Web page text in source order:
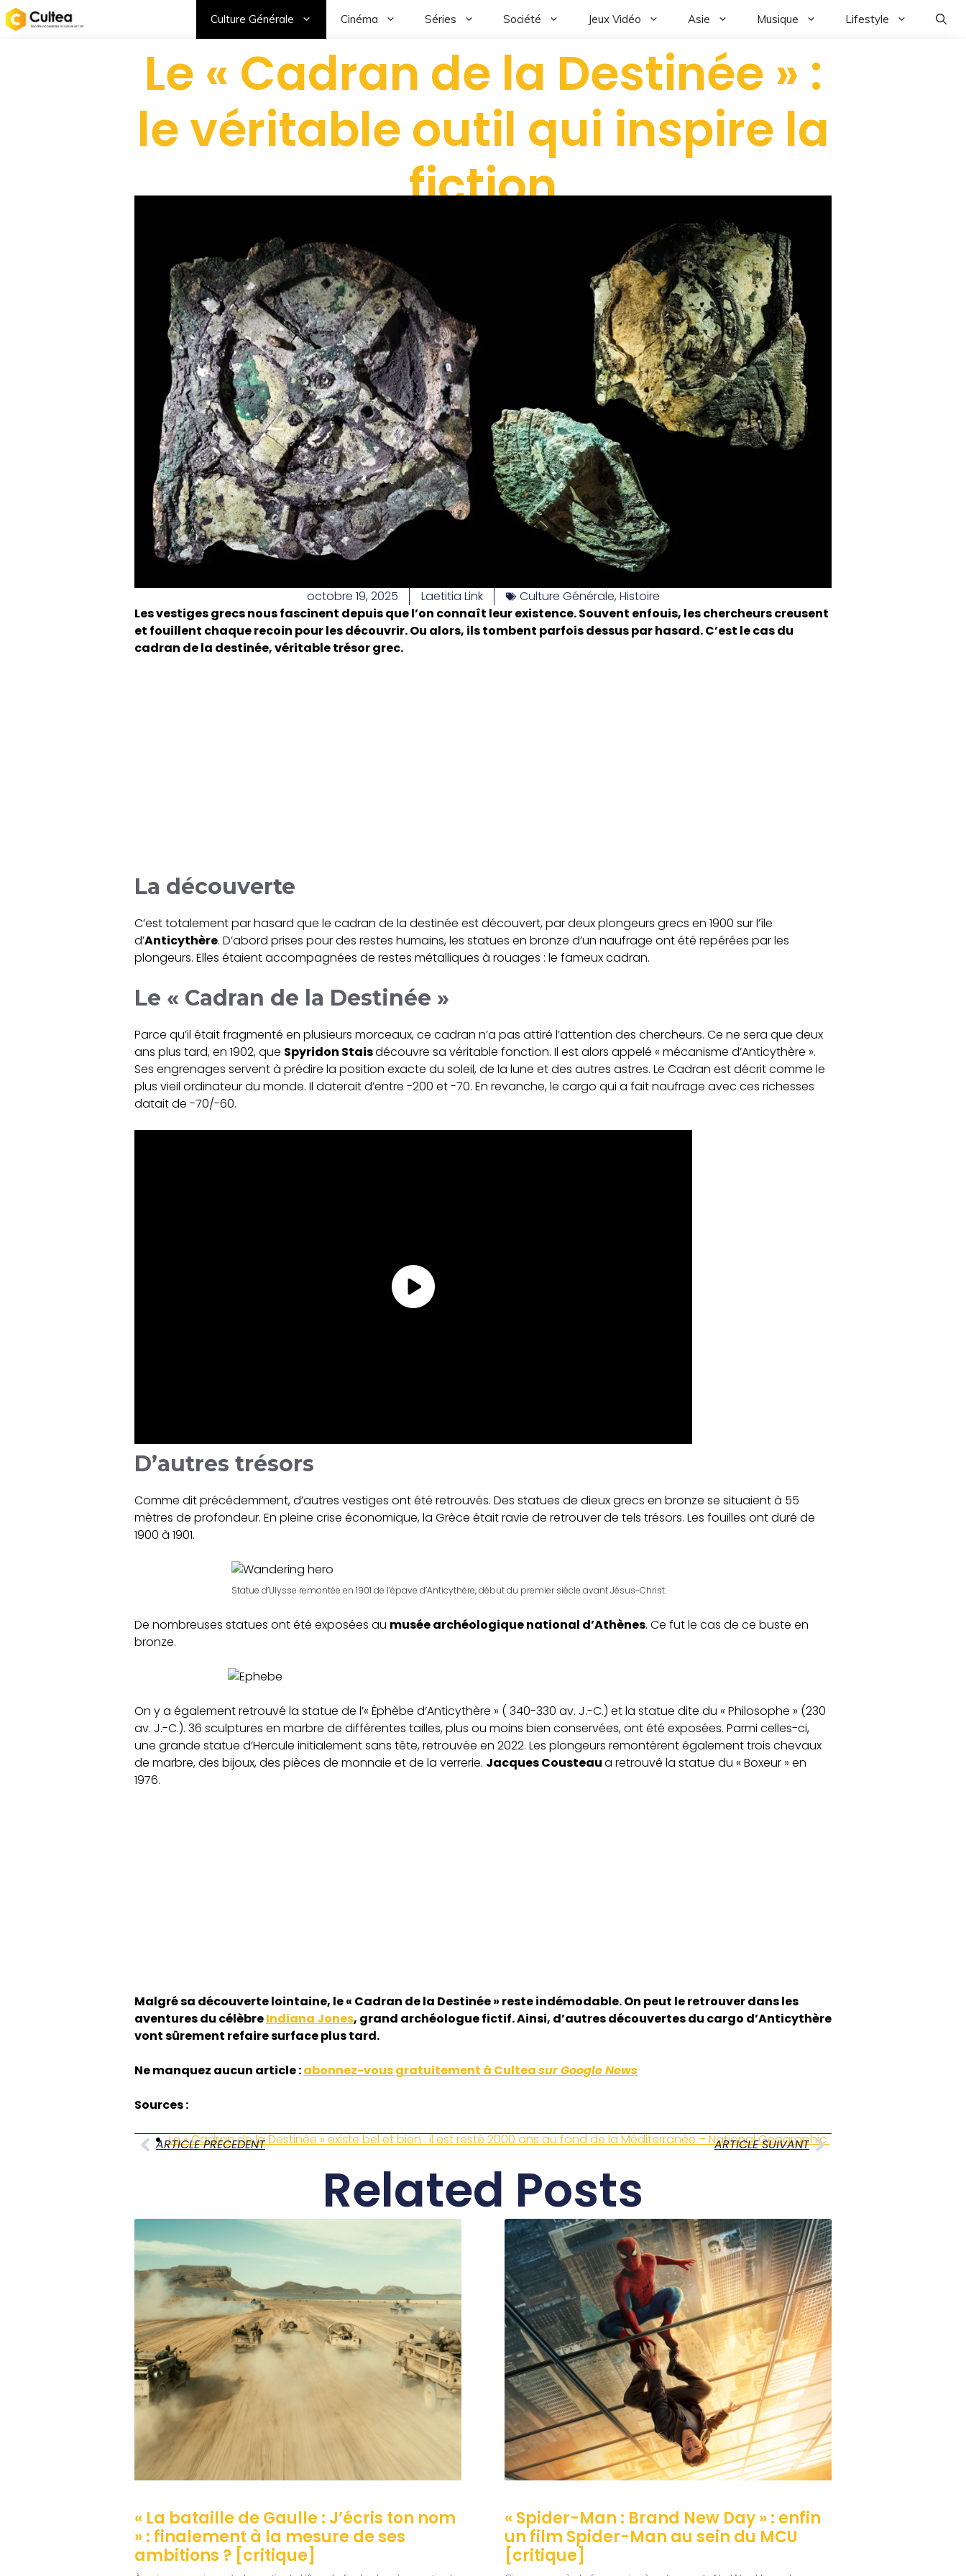
Culture Générale Cinéma Séries Société Jeux Vidéo Asie Musique Lifestyle
Le « Cadran de la Destinée » :
le véritable outil qui inspire la
fiction
octobre 19, 2025 Laetitia Link Culture Générale,Histoire
Les vestiges grecs nous fascinent depuis que l’on connaît leur existence. Souvent enfouis, les chercheurs creusent
et fouillent chaque recoin pour les découvrir. Ou alors, ils tombent parfois dessus par hasard. C’est le cas du
cadran de la destinée, véritable trésor grec.
La découverte
C’est totalement par hasard que le cadran de la destinée est découvert, par deux plongeurs grecs en 1900 sur l’île
d’Anticythère. D’abord prises pour des restes humains, les statues en bronze d’un naufrage ont été repérées par les
plongeurs. Elles étaient accompagnées de restes métalliques à rouages : le fameux cadran.
Le « Cadran de la Destinée »
Parce qu’il était fragmenté en plusieurs morceaux, ce cadran n’a pas attiré l’attention des chercheurs. Ce ne sera que deux
ans plus tard, en 1902, que Spyridon Staisdécouvre sa véritable fonction. Il est alors appelé « mécanisme d’Anticythère ».
Ses engrenages servent à prédire la position exacte du soleil, de la lune et des autres astres. Le Cadran est décrit comme le
plus vieil ordinateur du monde. Il daterait d’entre -200 et -70. En revanche, le cargo qui a fait naufrage avec ces richesses
datait de -70/-60.
D’autres trésors
Comme dit précédemment, d’autres vestiges ont été retrouvés. Des statues de dieux grecs en bronze se situaient à 55
mètres de profondeur. En pleine crise économique, la Grèce était ravie de retrouver de tels trésors. Les fouilles ont duré de
1900 à 1901.
Statue d’Ulysse remontée en 1901 de l’épave d’Anticythère, début du premier siècle avant Jésus-Christ.
De nombreuses statues ont été exposées au musée archéologique national d’Athènes. Ce fut le cas de ce buste en
bronze.
On y a également retrouvé la statue de l’« Éphèbe d’Anticythère » ( 340-330 av. J.-C.) et la statue dite du « Philosophe » (230
av. J.-C.). 36 sculptures en marbre de différentes tailles, plus ou moins bien conservées, ont été exposées. Parmi celles-ci,
une grande statue d’Hercule initialement sans tête, retrouvée en 2022. Les plongeurs remontèrent également trois chevaux
de marbre, des bijoux, des pièces de monnaie et de la verrerie. Jacques Cousteaua retrouvé la statue du « Boxeur » en
1976.
Malgré sa découverte lointaine, le « Cadran de la Destinée » reste indémodable. On peut le retrouver dans les
aventures du célèbreIndiana Jones, grand archéologue fictif. Ainsi, d’autres découvertes du cargo d’Anticythère
vont sûrement refaire surface plus tard.
Ne manquez aucun article :abonnez-vous gratuitement à Culteasur Google News
Sources :
Le « Cadran de la Destinée » existe bel et bien : il est resté 2000 ans au fond de la Méditerranée – National Geographic
ARTICLE PRECEDENT ARTICLE SUIVANT
Related Posts
« La bataille de Gaulle : J’écris ton nom
» : finalement à la mesure de ses
ambitions ? [critique]
« Spider-Man : Brand New Day » : enfin
un film Spider-Man au sein du MCU
[critique]